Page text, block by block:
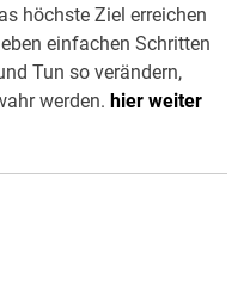
höchste Ziel erreichen
einfachen Schritten
Tun so verändern,
werden. hier weiter